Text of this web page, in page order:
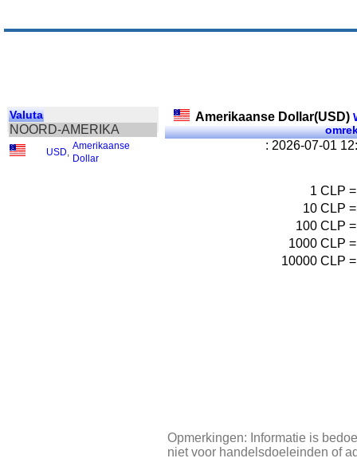
Valuta
NOORD-AMERIKA
USD
Amerikaanse
Dollar
Amerikaanse Dollar(USD)
: 2026-07-01
1 CLP =
10 CLP =
100 CLP =
1000 CLP =
10000 CLP =
Opmerkingen: Informatie is
niet voor handelsdoeleinden of